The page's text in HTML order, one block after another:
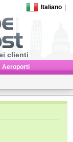
Italiano
clienti
Aeroporti